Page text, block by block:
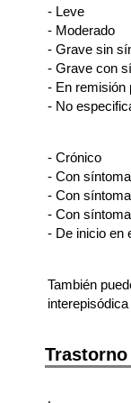
- Leve
- Moderado
- Grave sin
- Grave con
- En remisión
- No
- Crónico
- Con
- Con
- Con
- De inicio en
También